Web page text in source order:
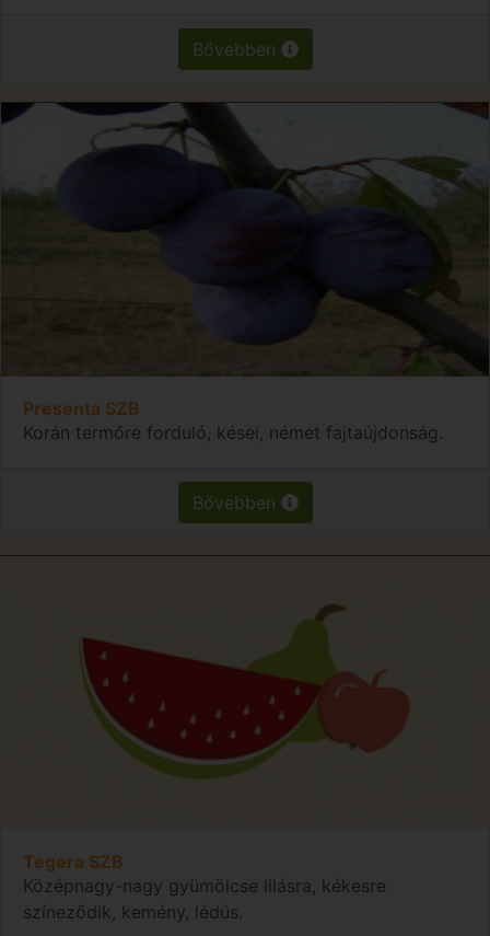
Bővebben
Presenta SZB
Korán termőre forduló, kései, német fajtaújdonság.
Bővebben
Tegera SZB
Középnagy-nagy gyümölcse lilásra, kékesre
színeződik, kemény, lédús.